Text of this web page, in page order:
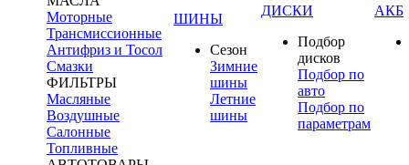
Моторные
Трансмиссионные
Антифриз и Тосол
Смазки
ФИЛЬТРЫ
Масляные
Воздушные
Салонные
Топливные
ШИНЫ
Сезон
Зимние
шины
Летние
шины
ДИСКИ
Подбор
дисков
Подбор по
авто
Подбор по
параметрам
АКБ